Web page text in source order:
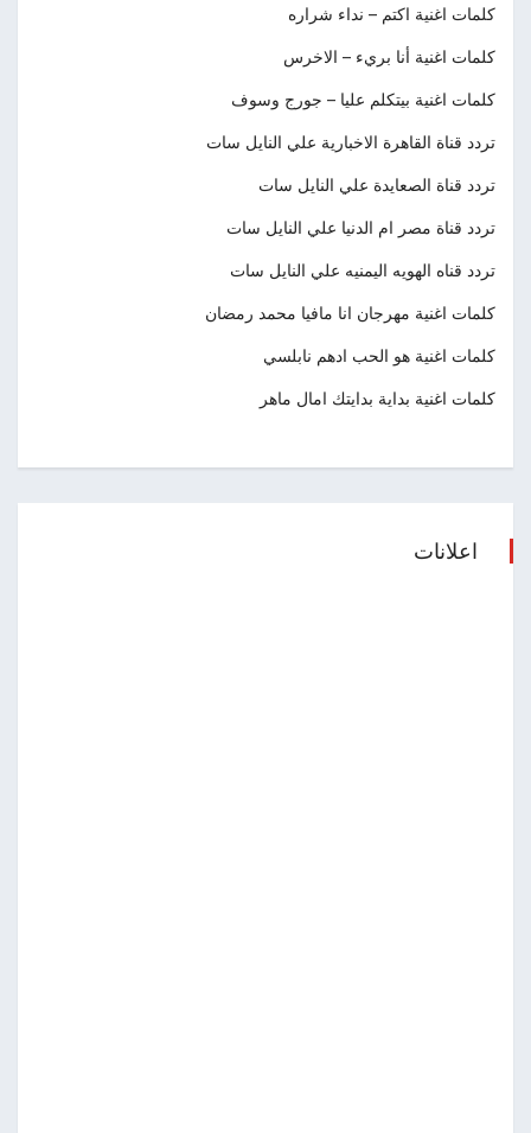
كلمات اغنية اكتم – نداء شراره
كلمات اغنية أنا بريء – الاخرس
كلمات اغنية بيتكلم عليا – جورج وسوف
تردد قناة القاهرة الاخبارية علي النايل سات
تردد قناة الصعايدة علي النايل سات
تردد قناة مصر ام الدنيا علي النايل سات
تردد قناه الهويه اليمنيه علي النايل سات
كلمات اغنية مهرجان انا مافيا محمد رمضان
كلمات اغنية هو الحب ادهم نابلسي
كلمات اغنية بداية بدايتك امال ماهر
اعلانات